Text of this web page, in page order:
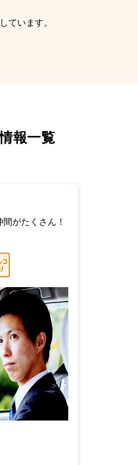
ています。
報一覧
がたくさん！